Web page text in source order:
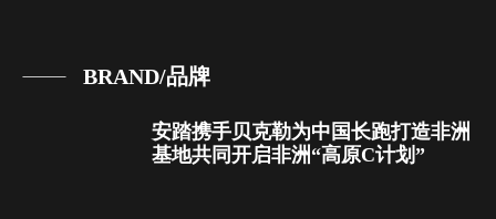
BRAND/品牌
安踏携手贝克勒为中国长跑打造非洲
基地共同开启非洲“高原C计划”